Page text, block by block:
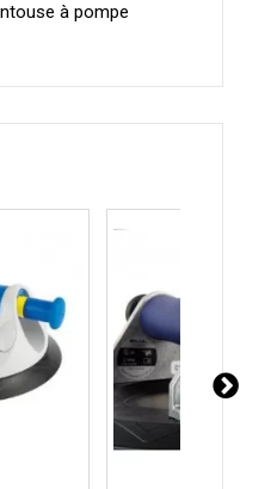
à pompe